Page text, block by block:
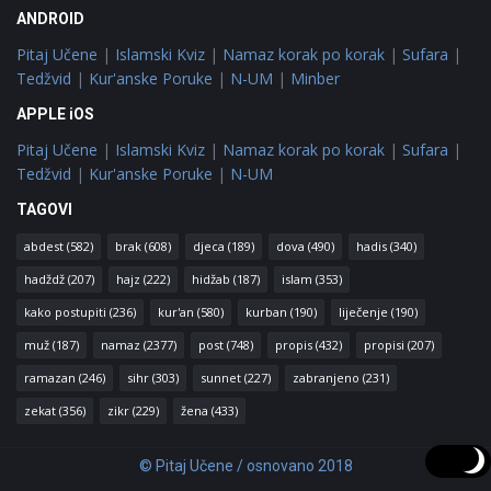
ANDROID
Pitaj Učene | Islamski Kviz | Namaz korak po korak | Sufara |
Tedžvid | Kur'anske Poruke | N-UM | Minber
APPLE iOS
Pitaj Učene | Islamski Kviz | Namaz korak po korak | Sufara |
Tedžvid | Kur'anske Poruke | N-UM
TAGOVI
abdest (582) brak (608) djeca (189) dova (490) hadis (340)
hadždž (207) hajz (222) hidžab (187) islam (353)
kako postupiti (236) kur'an (580) kurban (190) liječenje (190)
muž (187) namaz (2377) post (748) propis (432) propisi (207)
ramazan (246) sihr (303) sunnet (227) zabranjeno (231)
zekat (356) zikr (229) žena (433)
© Pitaj Učene / osnovano 2018